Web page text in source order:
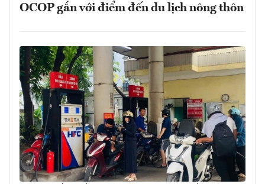
OCOP gắn với điểm đến du lịch nông thôn